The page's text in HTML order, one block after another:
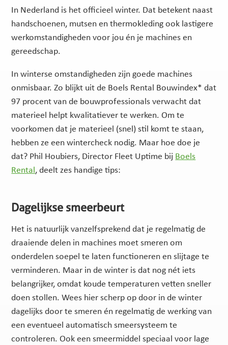
In Nederland is het officieel winter. Dat betekent naast
handschoenen, mutsen en thermokleding ook lastigere
werkomstandigheden voor jou én je machines en
gereedschap.
In winterse omstandigheden zijn goede machines
onmisbaar. Zo blijkt uit de Boels Rental Bouwindex* dat
97 procent van de bouwprofessionals verwacht dat
materieel helpt kwalitatiever te werken. Om te
voorkomen dat je materieel (snel) stil komt te staan,
hebben ze een wintercheck nodig. Maar hoe doe je
dat? Phil Houbiers, Director Fleet Uptime bij Boels
Rental, deelt zes handige tips:
Dagelijkse smeerbeurt
Het is natuurlijk vanzelfsprekend dat je regelmatig de
draaiende delen in machines moet smeren om
onderdelen soepel te laten functioneren en slijtage te
verminderen. Maar in de winter is dat nog nét iets
belangrijker, omdat koude temperaturen vetten sneller
doen stollen. Wees hier scherp op door in de winter
dagelijks door te smeren én regelmatig de werking van
een eventueel automatisch smeersysteem te
controleren. Ook een smeermiddel speciaal voor lage